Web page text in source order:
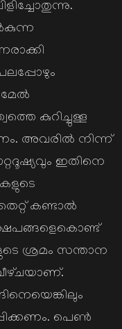
കുറിച്ചുള്ള
അവരില്‍ നിന്ന്‌
ഇതിനെ
കണ്ടാല്‍
ശ്രമം സന്താന
പെണ്‍